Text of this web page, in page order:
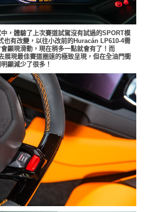
，體驗了上次賽道試駕沒有試過的SPORT模
也有改變，以往小改前的Huracán LP610-4需
顯現滑動，現在稍多一點就會有了！而
展現最佳賽道圈速的極致呈現，但在全油門衝
顯減少了很多！